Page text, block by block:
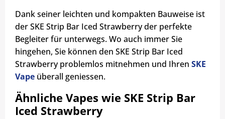
Dank seiner leichten und kompakten Bauweise ist
der SKE Strip Bar Iced Strawberry der perfekte
Begleiter für unterwegs. Wo auch immer Sie
hingehen, Sie können den SKE Strip Bar Iced
Strawberry problemlos mitnehmen und Ihren SKE
Vape überall geniessen.
Ähnliche Vapes wie SKE Strip Bar
Iced Strawberry